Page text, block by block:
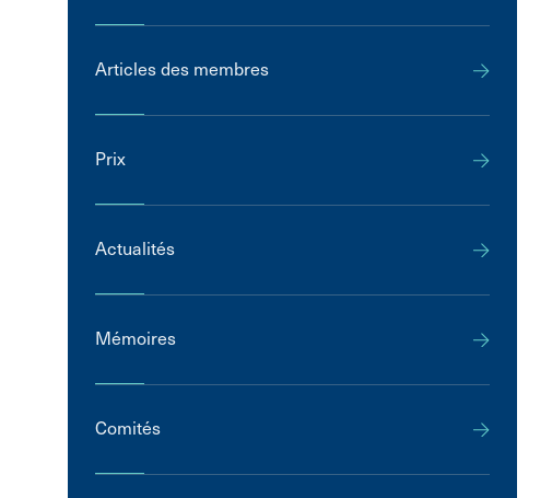
Articles des membres
Prix
Actualités
Mémoires
Comités